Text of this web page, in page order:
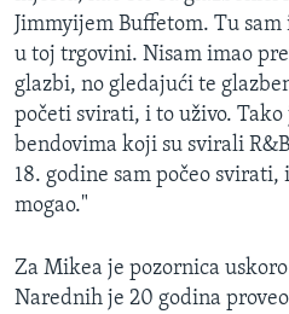
Jimmyijem Buffetom. Tu
u toj trgovini. Nisam imao
glazbi, no gledajući te
početi svirati, i to uživo. Tako
bendovima koji su svirali
18. godine sam počeo svirati,
mogao."
Za Mikea je pozornica
Narednih je 20 godina